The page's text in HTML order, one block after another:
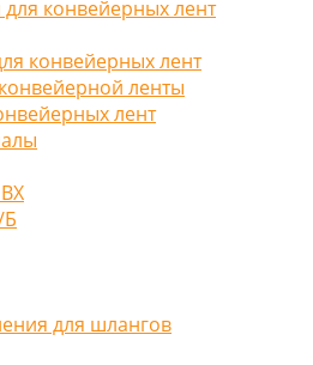
конвейерных лент
конвейерных лент
ленты
лент
Б
для шлангов